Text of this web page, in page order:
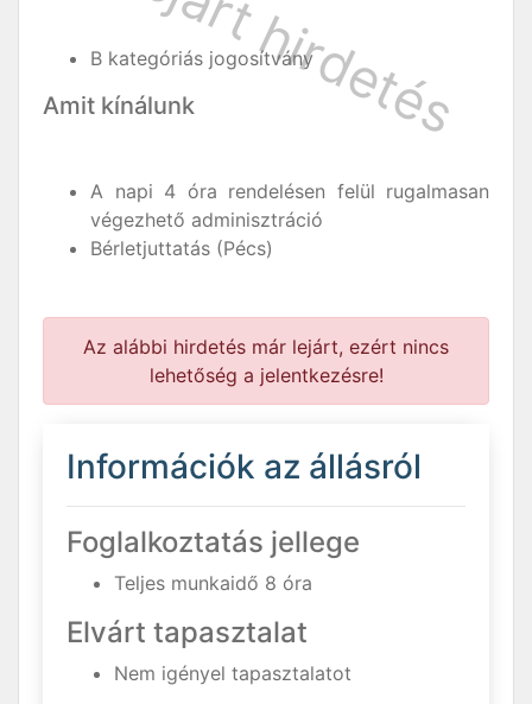
B kategóriás jogosítvány
Amit kínálunk
A napi 4 óra rendelésen felül rugalmasan
végezhető adminisztráció
Bérletjuttatás (Pécs)
Az alábbi hirdetés már lejárt, ezért nincs
lehetőség a jelentkezésre!
Információk az állásról
Foglalkoztatás jellege
Teljes munkaidő 8 óra
Elvárt tapasztalat
Nem igényel tapasztalatot